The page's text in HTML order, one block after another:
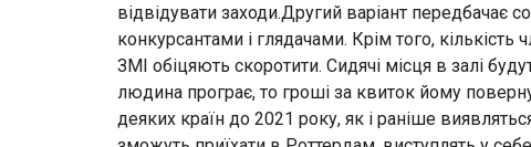
відвідувати заходи.Другий варіант передбачає
конкурсантами і глядачами. Крім того, кількість
ЗМІ обіцяють скоротити. Сидячі місця в залі
людина програє, то гроші за квиток йому
деяких країн до 2021 року, як і раніше